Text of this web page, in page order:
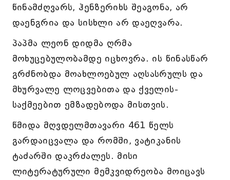
წინამძღვარს, ჰენზერიხს შეაგონა, არ
დაენგრია და სისხლი არ დაეღვარა.
პაპმა ლეონ დიდმა ღრმა
მოხუცებულობამდე იცხოვრა. ის წინასწარ
გრძნობდა მოახლოებულ აღსასრულს და
მხურვალე ლოცვებითა და ქველის-
საქმეებით ემზადებოდა მისთვის.
წმიდა მღვდელმთავარი 461 წელს
გარდაიცვალა და რომში, ვატიკანის
ტაძარში დაკრძალეს. მისი
ლიტერატურული მემკვიდრეობა მოიცავს